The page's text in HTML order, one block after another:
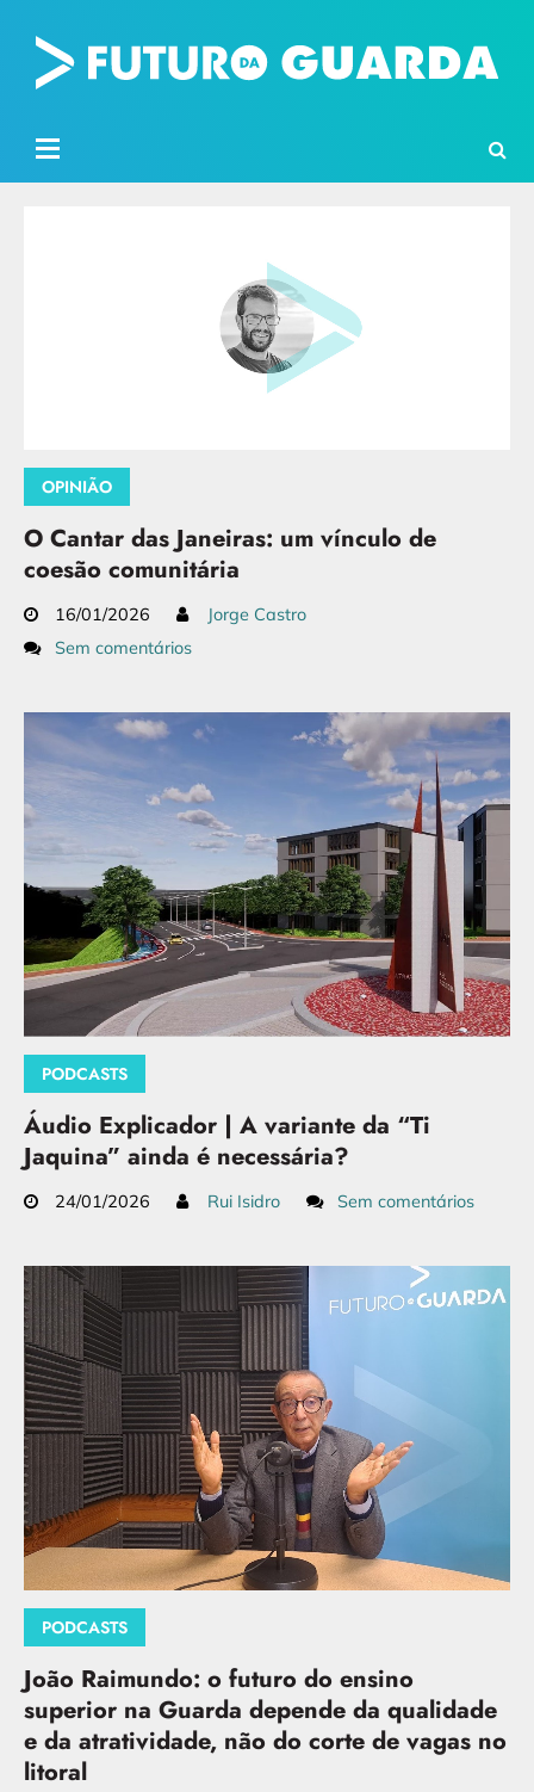
OPINIÃO
O Cantar das Janeiras: um vínculo de
coesão comunitária
16/01/2026
Jorge Castro
Sem comentários
PODCASTS
Áudio Explicador | A variante da “Ti
Jaquina” ainda é necessária?
24/01/2026 Rui Isidro Sem comentários
PODCASTS
João Raimundo: o futuro do ensino
superior na Guarda depende da qualidade
e da atratividade, não do corte de vagas no
litoral